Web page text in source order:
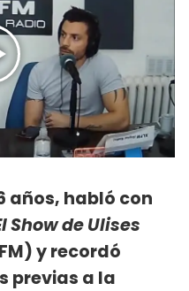
años, habló con
Show de Ulises
y recordó
previas a la